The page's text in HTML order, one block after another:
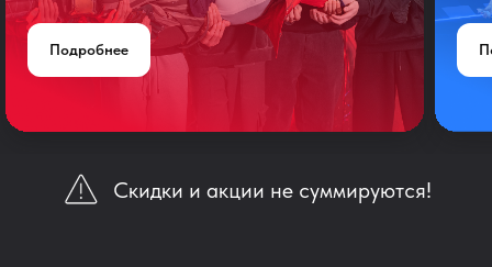
Подробнее
Скидки и акции не суммируются!